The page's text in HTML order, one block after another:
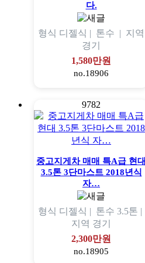
다.
형식 디젤식 | 톤수 | 지역
경기
1,580만원
no.18906
9782
중고지게차 매매 특A급 현대
3.5톤 3단마스트 2018년식
자…
형식 디젤식 | 톤수 3.5톤 |
지역 경기
2,300만원
no.18905